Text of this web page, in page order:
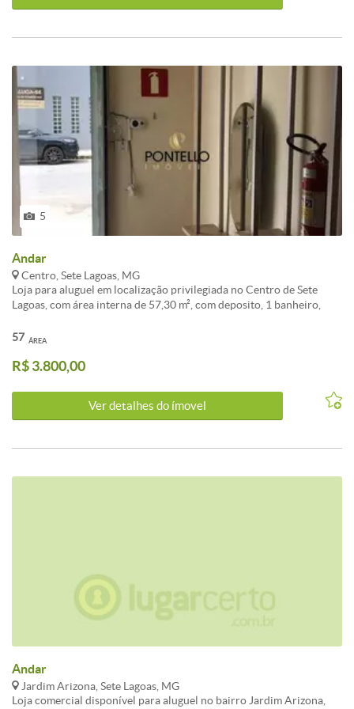
5
Andar
Centro, Sete Lagoas, MG
Loja para aluguel em localização privilegiada no Centro de Sete
Lagoas, com área interna de 57,30 m², com deposito, 1 banheiro,
serviços. Portão eletrônico para maior segurança. Pontos de
ÁREA
57
R$ 3.800,00
Ver detalhes do ímovel
Andar
Jardim Arizona, Sete Lagoas, MG
Loja comercial disponível para aluguel no bairro Jardim Arizona,